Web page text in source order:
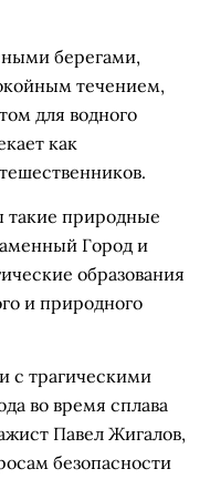
берегами,
течением,
для водного
как
такие природные
Город и
образования
и природного
с трагическими
во время сплава
Павел Жигалов,
безопасности